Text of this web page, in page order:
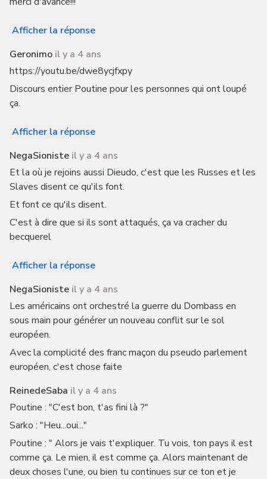
Afficher la réponse
Geronimo il y a 4 ans
https://youtu.be/dwe8ycjfxpy
Discours entier Poutine pour les personnes qui ont loupé
ça.
Afficher la réponse
NegaSioniste il y a 4 ans
Et la où je rejoins aussi Dieudo, c'est que les Russes et les
Slaves disent ce qu'ils font.
Et font ce qu'ils disent.
C'est à dire que si ils sont attaqués, ça va cracher du
becquerel
Afficher la réponse
NegaSioniste il y a 4 ans
Les américains ont orchestré la guerre du Dombass en
sous main pour générer un nouveau conflit sur le sol
européen.
Avec la complicité des franc maçon du pseudo parlement
européen, c'est chose faite
ReinedeSaba il y a 4 ans
Poutine : "C'est bon, t'as fini là ?"
Sarko : "Heu...oui..."
Poutine : " Alors je vais t'expliquer. Tu vois, ton pays il est
comme ça. Le mien, il est comme ça. Alors maintenant de
deux choses l'une, ou bien tu continues sur ce ton et je